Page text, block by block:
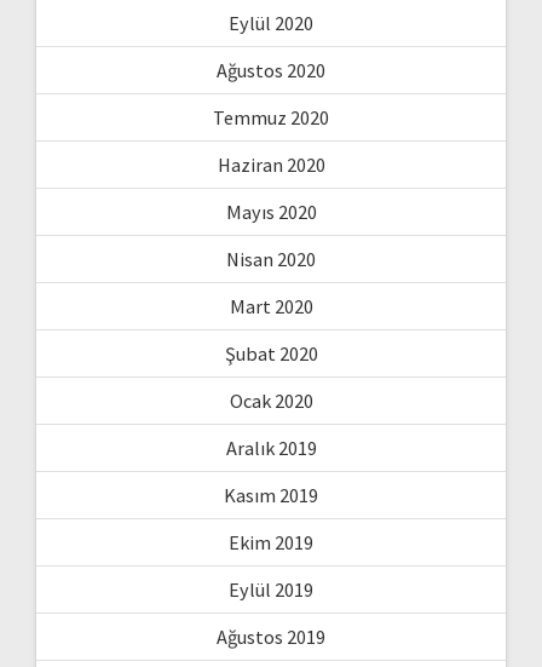
Eylül 2020
Ağustos 2020
Temmuz 2020
Haziran 2020
Mayıs 2020
Nisan 2020
Mart 2020
Şubat 2020
Ocak 2020
Aralık 2019
Kasım 2019
Ekim 2019
Eylül 2019
Ağustos 2019